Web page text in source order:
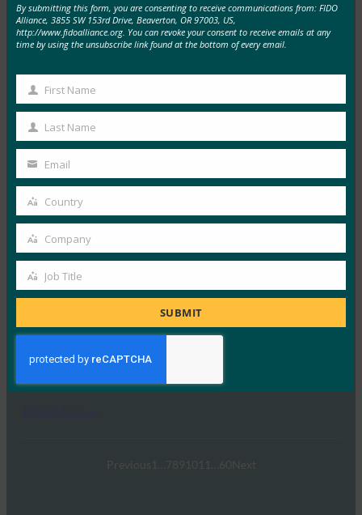
유럽의 은행들은 수년 동안 고객 인증 솔루션을 배포해 왔
습니다. 이러한 솔루션은 목적을 잘 달성했으며 고객이…
Read More →
웨비나: FIDO & eIDAS: EU에서 안전하고 원활한 전
자 서비스 제공
FIDO Presentations
5월 29, 2020
지난 몇 년 동안 EU 회원국은 eIDAS 규정을 널리 채택했
으며 여러 eIDAS 준수 서비스 및…
Read More →
웨비나: FIDO 인증을 통한 IoT 보안
Previous 1 78 9 10 11 60Next
By submitting this form, you are consenting to receive communications from: FIDO
Alliance, 3855 SW 153rd Drive, Beaverton, OR 97003, US,
http://www.fidoalliance.org. You can revoke your consent to receive emails at any
time by using the unsubscribe link found at the bottom of every email.
First
Name
First Name
Last
Name
Last Name
Your
email
Email
Country
Country
Company
Company
Job
Job Title
SUBMIT